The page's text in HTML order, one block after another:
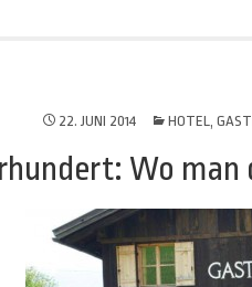
22. JUNI 2014 HOTEL,
Wo